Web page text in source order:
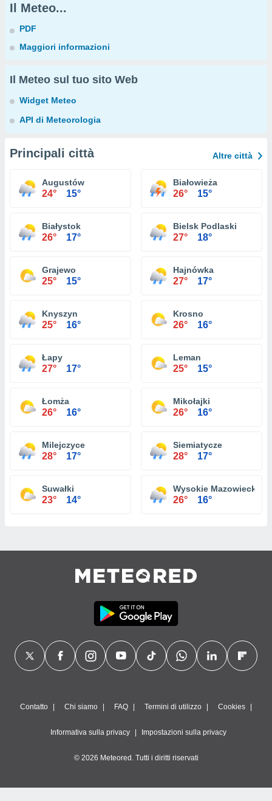
Il Meteo...
PDF
Maggiori informazioni
Il Meteo sul tuo sito Web
Widget Meteo
API di Meteorologia
Principali città Altre città
Augustów
24° 15°
Białowieża
26° 15°
Białystok
26° 17°
Bielsk Podlaski
27° 18°
Grajewo
25° 15°
Hajnówka
27° 17°
Knyszyn
25° 16°
Krosno
26° 16°
Łapy
27° 17°
Leman
25° 15°
Łomża
26° 16°
Mikołajki
26° 16°
Milejczyce
28° 17°
Siemiatycze
28° 17°
Suwałki
23° 14°
Wysokie Mazowieckie
26° 16°
Contatto Chi siamo FAQ Termini di utilizzo Cookies
Informativa sulla privacy Impostazioni sulla privacy
© 2026 Meteored. Tutti i diritti riservati